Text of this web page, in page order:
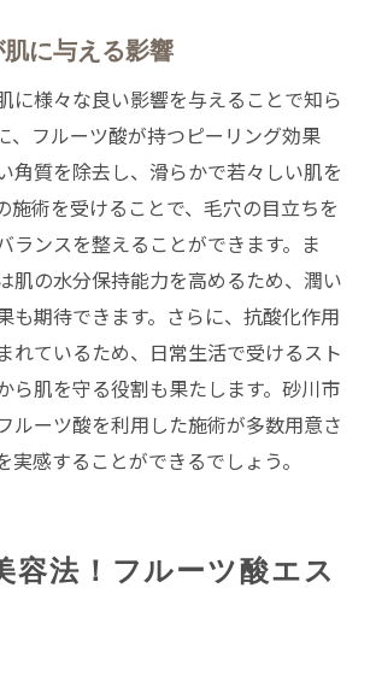
に与える影響
に様々な良い影響を与えることで知ら
、フルーツ酸が持つピーリング効果
角質を除去し、滑らかで若々しい肌を
施術を受けることで、毛穴の目立ちを
ランスを整えることができます。ま
肌の水分保持能力を高めるため、潤い
も期待できます。さらに、抗酸化作用
れているため、日常生活で受けるスト
ら肌を守る役割も果たします。砂川市
ルーツ酸を利用した施術が多数用意さ
実感することができるでしょう。
容法！フルーツ酸エス